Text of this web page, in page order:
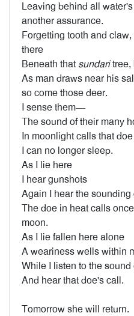
Leaving behind all
another assurance.
Forgetting tooth and
there
Beneath that sundaritree,
As man draws near his
so come those deer.
I sense them—
The sound of their many
In moonlight calls that
I can no longer sleep.
As I lie here
I hear gunshots
Again I hear the sounding
The doe in heat calls
moon.
As I lie fallen here alone
A weariness wells within
While I listen to the sound
And hear that doe's call.
Tomorrow she will return.